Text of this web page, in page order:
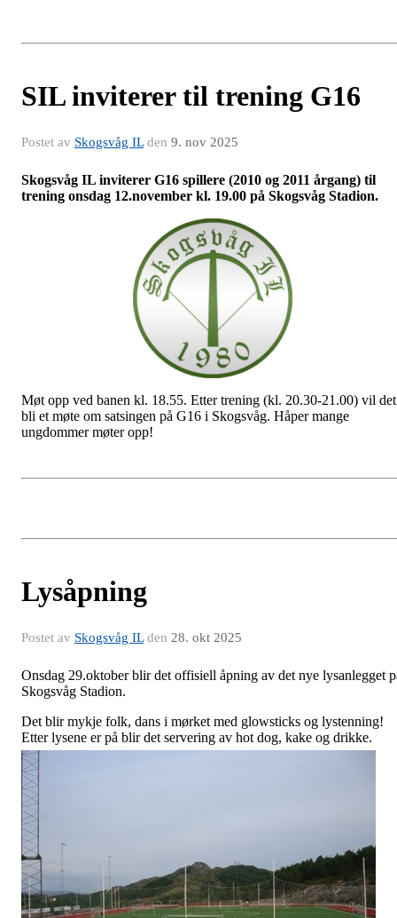
SIL inviterer til trening G16
Postet av Skogsvåg ILden 9. nov 2025
Skogsvåg IL inviterer G16 spillere (2010 og 2011 årgang) til
trening onsdag 12.november kl. 19.00 på Skogsvåg Stadion.
Møt opp ved banen kl. 18.55. Etter trening (kl. 20.30-21.00) vil det
bli et møte om satsingen på G16 i Skogsvåg. Håper mange
ungdommer møter opp!
Lysåpning
Postet av Skogsvåg ILden 28. okt 2025
Onsdag 29.oktober blir det offisiell åpning av det nye lysanlegget
Skogsvåg Stadion.
Det blir mykje folk, dans i mørket med glowsticks og lystenning!
Etter lysene er på blir det servering av hot dog, kake og drikke.